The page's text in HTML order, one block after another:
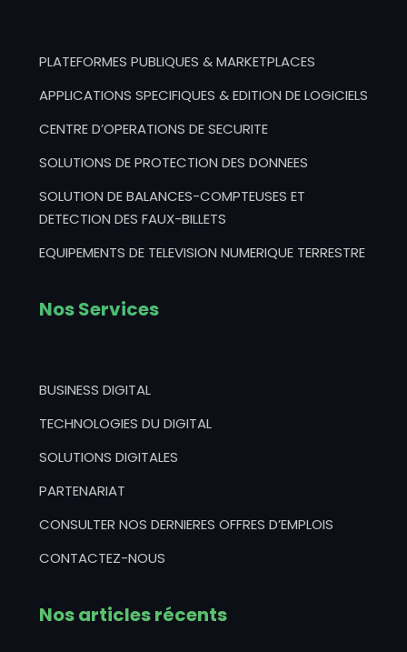
PLATEFORMES PUBLIQUES & MARKETPLACES
APPLICATIONS SPECIFIQUES & EDITION DE LOGICIELS
CENTRE D’OPERATIONS DE SECURITE
SOLUTIONS DE PROTECTION DES DONNEES
SOLUTION DE BALANCES-COMPTEUSES ET
DETECTION DES FAUX-BILLETS
EQUIPEMENTS DE TELEVISION NUMERIQUE TERRESTRE
Nos Services
BUSINESS DIGITAL
TECHNOLOGIES DU DIGITAL
SOLUTIONS DIGITALES
PARTENARIAT
CONSULTER NOS DERNIERES OFFRES D’EMPLOIS
CONTACTEZ-NOUS
Nos articles récents